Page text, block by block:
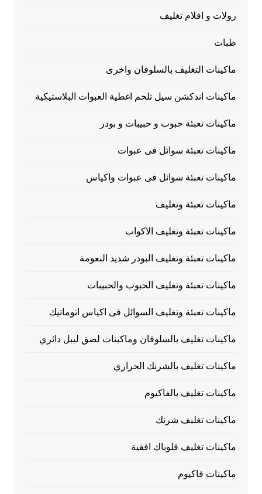
رولات و افلام تغليف
طبات
ماكينات التغليف بالسلوفان واخرى
ماكينات اندكشن سيل تلحم اغطية العبوات البلاستيكية
ماكينات تعبئة حبوب و حبيبات و بودر
ماكينات تعبئة سوائل فى عبوات
ماكينات تعبئة سوائل فى عبوات واكياس
ماكينات تعبئة وتغليف
ماكينات تعبئة وتغليف الاكواب
ماكينات تعبئة وتغليف البودر شديد النعومة
ماكينات تعبئة وتغليف الحبوب والحبيبات
ماكينات تعبئة وتغليف السوائل فى اكياس اتوماتيك
ماكينات تغليف بالسلوفان وماكينات لصق ليبل دائري
ماكينات تغليف بالشرنك الحراري
ماكينات تغليف بالفاكيوم
ماكينات تغليف شرنك
ماكينات تغليف فلوباك افقية
ماكينات فاكيوم